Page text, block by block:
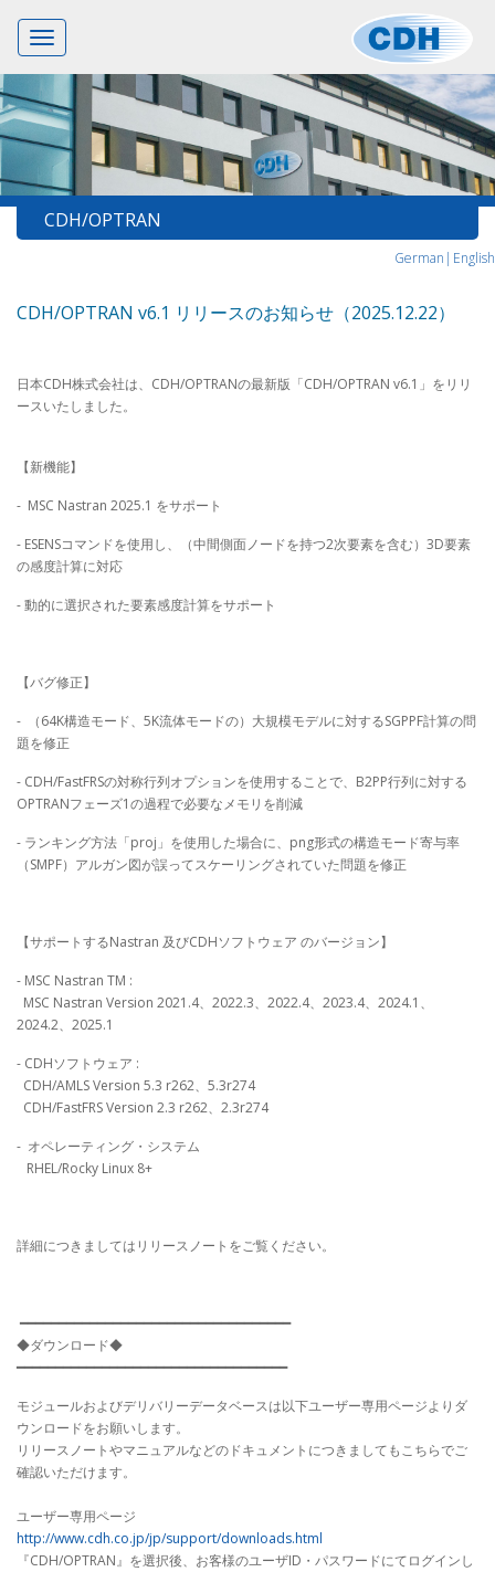
Toggle
navigation
CDH/OPTRAN
German| English
CDH/OPTRAN v6.1 リリースのお知らせ（2025.12.22）
日本CDH株式会社は、CDH/OPTRANの最新版「CDH/OPTRAN v6.1」をリリ
ースいたしました。
【新機能】
- MSC Nastran 2025.1 をサポート
- ESENSコマンドを使用し、（中間側面ノードを持つ2次要素を含む）3D要素
の感度計算に対応
- 動的に選択された要素感度計算をサポート
【バグ修正】
- （64K構造モード、5K流体モードの）大規模モデルに対するSGPPF計算の問
題を修正
- CDH/FastFRSの対称行列オプションを使用することで、B2PP行列に対する
OPTRANフェーズ1の過程で必要なメモリを削減
- ランキング方法「proj」を使用した場合に、png形式の構造モード寄与率
（SMPF）アルガン図が誤ってスケーリングされていた問題を修正
【サポートするNastran 及びCDHソフトウェア のバージョン】
- MSC Nastran TM :
MSC Nastran Version 2021.4、2022.3、2022.4、2023.4、2024.1、
2024.2、2025.1
- CDHソフトウェア :
CDH/AMLS Version 5.3 r262、5.3r274
CDH/FastFRS Version 2.3 r262、2.3r274
- オペレーティング・システム
RHEL/Rocky Linux 8+
詳細につきましてはリリースノートをご覧ください。
━━━━━━━━━━━━━━━━━━━━━━━━━━━━━━━━━━━
◆ダウンロード◆
━━━━━━━━━━━━━━━━━━━━━━━━━━━━━━━━━━━
モジュールおよびデリバリーデータベースは以下ユーザー専用ページよりダ
ウンロードをお願いします。
リリースノートやマニュアルなどのドキュメントにつきましてもこちらでご
確認いただけます。
ユーザー専用ページ
http://www.cdh.co.jp/jp/support/downloads.html
『CDH/OPTRAN』を選択後、お客様のユーザID・パスワードにてログインし